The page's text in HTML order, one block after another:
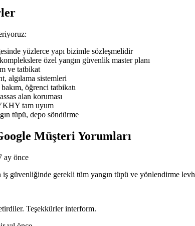
yüzlerce yapı bizimle sözleşmelidir
özel yangın güvenlik master planı
ve tatbikat
algılama sistemleri
öğrenci tatbikatı
alan koruması
tam uyum
tüpü, depo söndürme
Müşteri Yorumları
ay önce
güvenliğinde gerekli tüm yangın tüpü ve yönlendirme
Teşekkürler interform.